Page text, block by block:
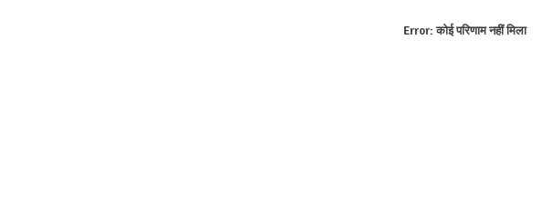
Error:कोई परिणाम नहीं मिला